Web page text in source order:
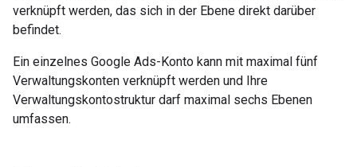
verknüpft werden, das sich in der Ebene direkt darüber
befindet.
Ein einzelnes Google Ads-Konto kann mit maximal fünf
Verwaltungskonten verknüpft werden und Ihre
Verwaltungskontostruktur darf maximal sechs Ebenen
umfassen.